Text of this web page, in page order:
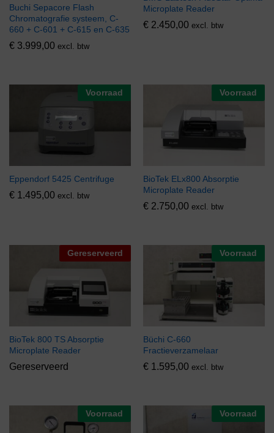
Buchi Sepacore Flash
Chromatografie systeem, C-
660 + C-601 + C-615 en C-635
€ 3.999,00 excl. btw
Microplate Reader
€ 2.450,00 excl. btw
Voorraad
Eppendorf 5425 Centrifuge
€ 1.495,00 excl. btw
Voorraad
BioTek ELx800 Absorptie
Microplate Reader
€ 2.750,00 excl. btw
Gereserveerd
BioTek 800 TS Absorptie
Microplate Reader
Gereserveerd
Voorraad
Büchi C-660
Fractieverzamelaar
€ 1.595,00 excl. btw
Voorraad Voorraad